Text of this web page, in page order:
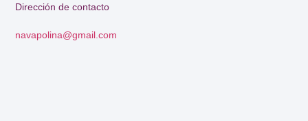
Dirección de contacto
navapolina@gmail.com